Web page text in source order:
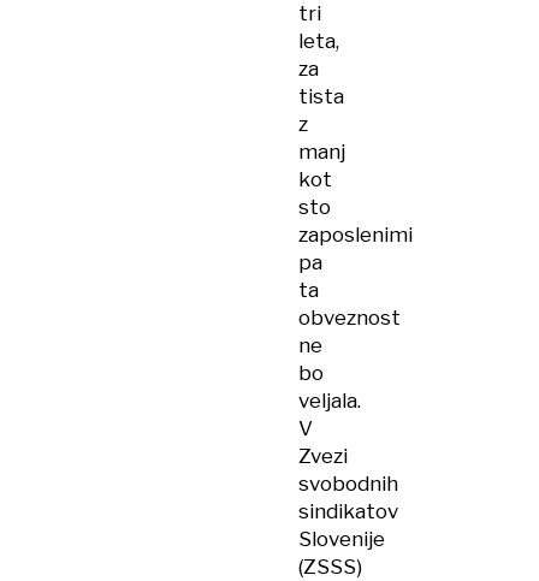
tri
leta,
za
tista
z
manj
kot
sto
zaposlenimi
pa
ta
obveznost
ne
bo
veljala.
V
Zvezi
svobodnih
sindikatov
Slovenije
(ZSSS)